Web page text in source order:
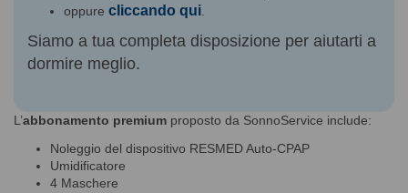
oppure cliccando qui
Siamo a tua completa disposizione per aiutarti a
dormire meglio.
L’abbonamento premium proposto da SonnoService include:
Noleggio del dispositivo RESMED Auto-CPAP
Umidificatore
4 Maschere